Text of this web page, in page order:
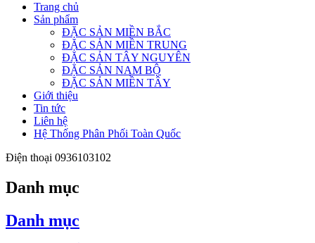
Trang chủ
Sản phẩm
ĐẶC SẢN MIỀN BẮC
ĐẶC SẢN MIỀN TRUNG
ĐẶC SẢN TÂY NGUYÊN
ĐẶC SẢN NAM BỘ
ĐẶC SẢN MIỀN TÂY
Giới thiệu
Tin tức
Liên hệ
Hệ Thống Phân Phối Toàn Quốc
Điện thoại 0936103102
Danh mục
Danh mục